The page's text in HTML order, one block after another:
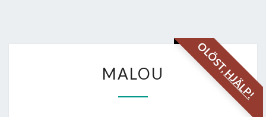
OLÖST,
HJÄLP!
MALOU